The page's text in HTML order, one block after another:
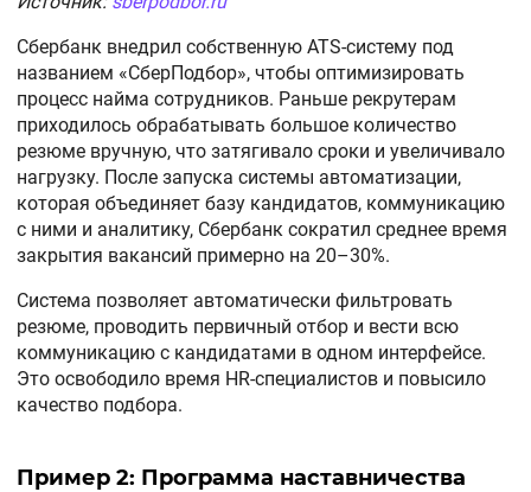
Сбербанк внедрил собственную ATS-систему под
названием «СберПодбор», чтобы оптимизировать
процесс найма сотрудников. Раньше рекрутерам
приходилось обрабатывать большое количество
резюме вручную, что затягивало сроки и увеличивало
нагрузку. После запуска системы автоматизации,
которая объединяет базу кандидатов, коммуникацию
с ними и аналитику, Сбербанк сократил среднее время
закрытия вакансий примерно на 20–30%.
Система позволяет автоматически фильтровать
резюме, проводить первичный отбор и вести всю
коммуникацию с кандидатами в одном интерфейсе.
Это освободило время HR-специалистов и повысило
качество подбора.
Пример 2: Программа наставничества